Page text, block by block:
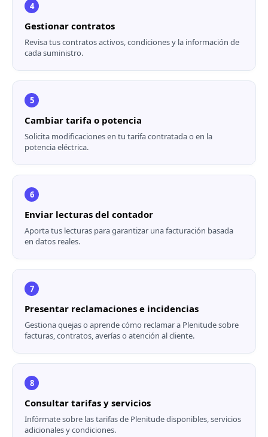
4
Gestionar contratos
Revisa tus contratos activos, condiciones y la información de
cada suministro.
5
Cambiar tarifa o potencia
Solicita modificaciones en tu tarifa contratada o en la
potencia eléctrica.
6
Enviar lecturas del contador
Aporta tus lecturas para garantizar una facturación basada
en datos reales.
7
Presentar reclamaciones e incidencias
Gestiona quejas o aprende cómo reclamar a Plenitudesobre
facturas, contratos, averías o atención al cliente.
8
Consultar tarifas y servicios
Infórmate sobre lastarifas de Plenitudedisponibles, servicios
adicionales y condiciones.